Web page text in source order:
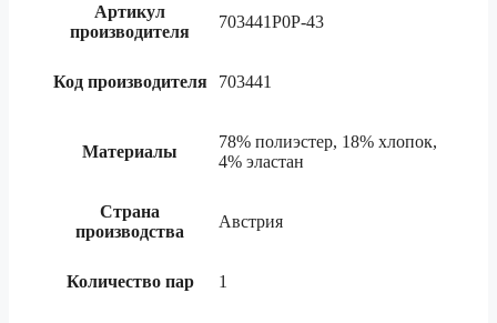
Артикул
производителя
703441P0P-43
Код производителя 703441
Материалы
78% полиэстер, 18% хлопок,
4% эластан
Страна
производства
Австрия
Количество пар 1